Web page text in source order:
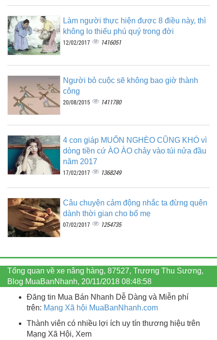
Làm người thực hiện được 8 điều này, thì
không lo thiếu phú quý trong đời
12/02/2017 1416051
Người bỏ cuộc sẽ không bao giờ thành
công
20/08/2015 1411780
4 con giáp MUỐN NGHÈO CŨNG KHÓ vì
dòng tiền cứ ÀO ÀO chảy vào túi nửa đầu
năm 2017
17/02/2017 1368249
Câu chuyện cảm động nhắc ta đừng quên
dành thời gian cho bố mẹ
07/02/2017 1254735
Tổng quan về xe nâng hàng, 87527, Trương Thu Sương,
Blog MuaBanNhanh, 20/11/2018 08:48:58
Đăng tin Mua Bán Nhanh Dễ Dàng và Miễn phí
trên: Mạng Xã hội MuaBanNhanh.com
Thành viên có nhiều lợi ích uy tín thương hiệu trên
Mạng Xã Hội, Xem